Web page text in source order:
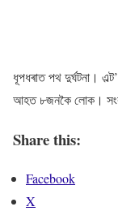
ধূপধৰাত পথ দুৰ্ঘটনা।
আহত ৮জনকৈ লোক।
Share this:
Facebook
X